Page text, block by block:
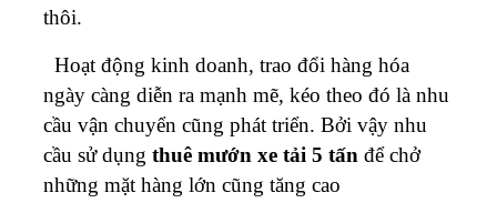
thôi.
Hoạt động kinh doanh, trao đổi hàng hóa
ngày càng diễn ra mạnh mẽ, kéo theo đó là nhu
cầu vận chuyển cũng phát triển. Bởi vậy nhu
cầu sử dụng thuê mướn xe tải 5 tấn để chở
những mặt hàng lớn cũng tăng cao